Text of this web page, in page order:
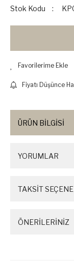
Stok Kodu
Fiyatı Düşünce
ÜRÜN BİLGİSİ
YORUMLAR
TAKSİT
ÖNERİLERİNİZ